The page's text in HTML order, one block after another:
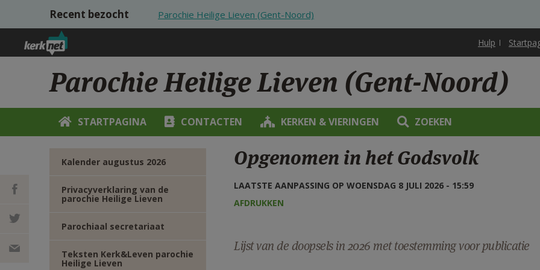
Overslaan en naar de inhoud gaan
Recent bezocht Parochie Heilige Lieven (Gent-Noord)
Hulp
Parochie Heilige Lieven (Gent-Noord)
STARTPAGINA CONTACTEN KERKEN & VIERINGEN ZOEKEN
DEEL OP
FACEBOOK
DEEL OP
Kalender augustus 2026
Privacyverklaring van de
parochie Heilige Lieven
Parochiaal secretariaat
Teksten Kerk&Leven parochie
Heilige Lieven
Opgenomen in het Godsvolk
LAATSTE AANPASSING OP WOENSDAG 8 JULI 2026 - 15:59
AFDRUKKEN
Lijst van de doopsels in 2026 met toestemming voor publicatie